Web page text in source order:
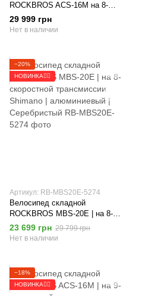
ROCKBROS ACS-16M на 8-
скоростной трансмиссии
Shimano Хромомолибденова
29 999 грн
Нет в наличии
−20%
НОВИНКА🚴‍♂️
Артикул: RB-MBS20E-5274
Велосипед складной
ROCKBROS MBS-20E | на 8-
скоростной трансмиссии
Shimano | алюминиевый |
23 699 грн 29 799 грн
Нет в наличии
−18%
НОВИНКА🚴‍♂️